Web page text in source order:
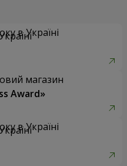
в Україні
магазин
Award»
в Україні